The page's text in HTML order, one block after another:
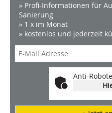
» Profi-Informationen für
Sanierung
» 1 x im Monat
» kostenlos und jederzeit
Anti-